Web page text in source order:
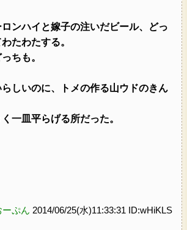
ンハイと嫁子の注いだビール、どっ
たわたする。
ちも。
しいのに、トメの作る山ウドのきん
一皿平らげる所だった。
ぷん 2014/06/25(水)11:33:31 ID:wHiKLS